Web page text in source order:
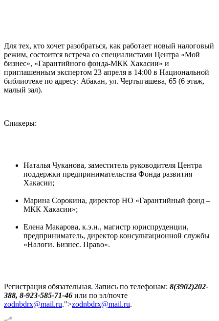
Для тех, кто хочет разобраться, как работает новый налоговый
режим, состоится встреча со специалистами Центра «Мой
бизнес», «Гарантийного фонда-МКК Хакасии» и
приглашенным экспертом 23 апреля в 14:00 в Национальной
библиотеке по адресу: Абакан, ул. Чертыгашева, 65 (6 этаж,
малый зал).
Спикеры:
Наталья Чуканова, заместитель руководителя Центра
поддержки предпринимательства Фонда развития
Хакасии;
Марина Сорокина, директор НО «Гарантийный фонд –
МКК Хакасии»;
Елена Макарова, к.э.н., магистр юриспруденции,
предприниматель, директор консультационной службы
«Налоги. Бизнес. Право».
Регистрация обязательная. Запись по телефонам: 8(3902)202-
388, 8-923-585-71-46 или по эл/почте
zodnbdrx@mail.ru.">zodnbdrx@mail.ru.